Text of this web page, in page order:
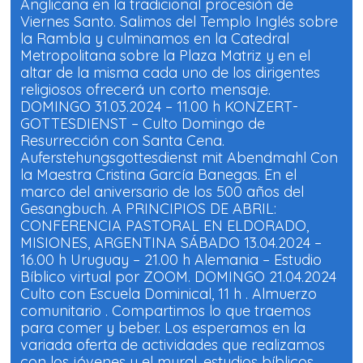
a
r
t
i
r
e
n
F
a
c
e
b
o
o
k
(
S
e
a
b
r
e
e
n
u
n
a
v
e
n
t
a
n
a
n
u
e
a
r
t
i
r
e
n
W
h
a
t
s
A
p
p
(
S
e
a
b
r
e
e
n
u
n
a
v
e
n
t
a
n
a
n
u
e
Anglicana en la tradicional procesión de
Viernes Santo. Salimos del Templo Inglés sobre
la Rambla y culminamos en la Catedral
Metropolitana sobre la Plaza Matriz y en el
altar de la misma cada uno de los dirigentes
religiosos ofrecerá un corto mensaje.
DOMINGO 31.03.2024 – 11.00 h KONZERT-
GOTTESDIENST – Culto Domingo de
Resurrección con Santa Cena.
Auferstehungsgottesdienst mit Abendmahl Con
la Maestra Cristina García Banegas. En el
marco del aniversario de los 500 años del
Gesangbuch. A PRINCIPIOS DE ABRIL:
CONFERENCIA PASTORAL EN ELDORADO,
MISIONES, ARGENTINA SÁBADO 13.04.2024 –
16.00 h Uruguay – 21.00 h Alemania – Estudio
Bíblico virtual por ZOOM. DOMINGO 21.04.2024
Culto con Escuela Dominical, 11 h . Almuerzo
comunitario . Compartimos lo que traemos
para comer y beber. Los esperamos en la
variada oferta de actividades que realizamos